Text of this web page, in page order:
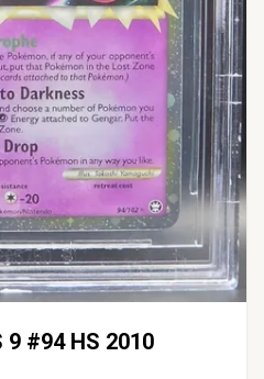
9 #94 HS 2010